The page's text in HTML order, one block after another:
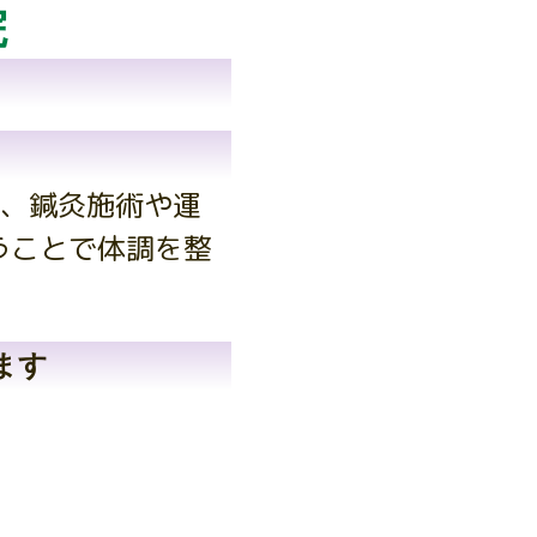
鍼灸施術や運
とで体調を整
す